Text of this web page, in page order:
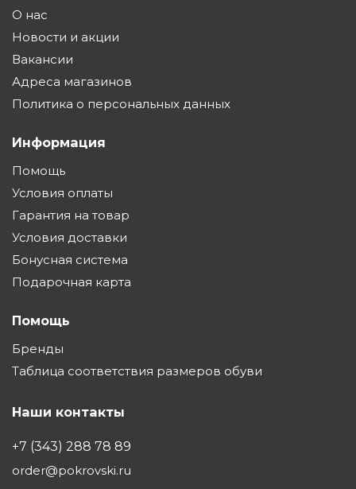
О нас
Новости и акции
Вакансии
Адреса магазинов
Политика о персональных данных
Информация
Помощь
Условия оплаты
Гарантия на товар
Условия доставки
Бонусная система
Подарочная карта
Помощь
Бренды
Таблица соответствия размеров обуви
Наши контакты
+7 (343) 288 78 89
order@pokrovski.ru